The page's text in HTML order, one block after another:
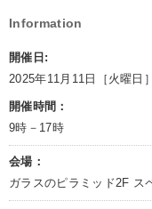
Information
開催日:
2025年11月11日［火曜日
開催時間：
9時－17時
会場：
ガラスのピラミッド2F ス